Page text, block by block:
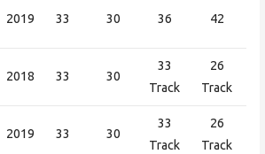
2019 33 30 36 42
2018 33 30
33
Track
26
Track
2019 33 30
33
Track
26
Track